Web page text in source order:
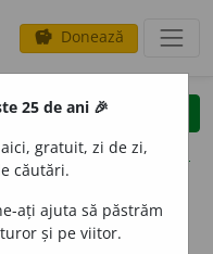
savings Donează
clear
opțiuni
25 de ani 🎉
gratuit, zi de zi,
căutări.
ați ajuta să păstrăm
și pe viitor.